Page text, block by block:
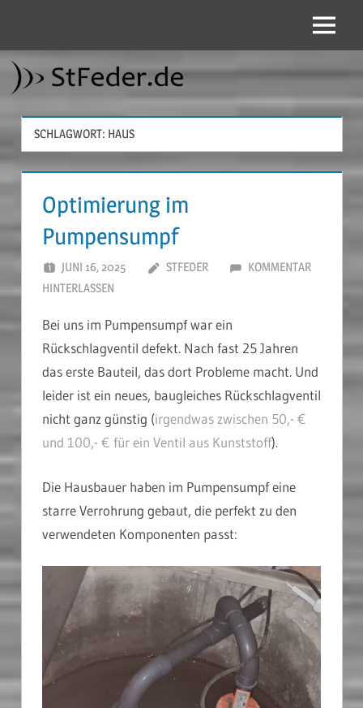
springen
Menü
SCHLAGWORT: HAUS
Optimierung im
Pumpensumpf
JUNI 16, 2025 STFEDER
KOMMENTAR
HINTERLASSEN
Bei uns im Pumpensumpf war ein
Rückschlagventil defekt. Nach fast 25 Jahren
das erste Bauteil, das dort Probleme macht. Und
leider ist ein neues, baugleiches Rückschlagventil
nicht ganz günstig (irgendwas zwischen 50,- €
und 100,- € für ein Ventil aus Kunststoff).
Die Hausbauer haben im Pumpensumpf eine
starre Verrohrung gebaut, die perfekt zu den
verwendeten Komponenten passt: